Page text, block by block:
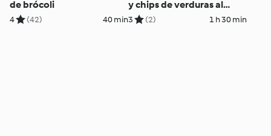
de brócoli
4 (42) 40 min
y chips de verduras al
vacío
3 (2) 1 h 30 min